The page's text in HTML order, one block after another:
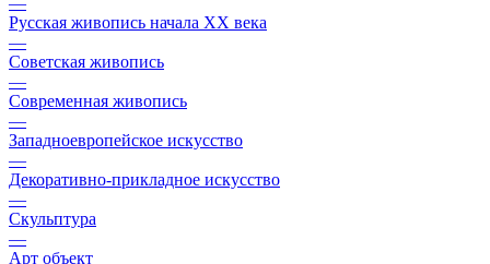
Русская живопись начала XX века
—
Советская живопись
—
Современная живопись
—
Западноевропейское искусство
—
Декоративно-прикладное искусство
—
Скульптура
—
Арт объект